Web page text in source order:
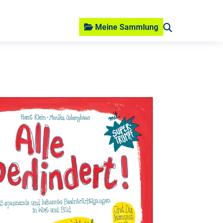
Meine Sammlung